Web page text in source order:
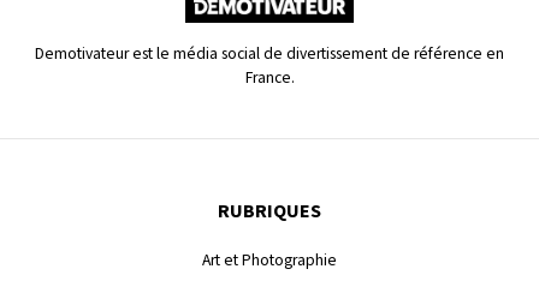
Demotivateur est le média social de divertissement de référence en
France.
RUBRIQUES
Art et Photographie